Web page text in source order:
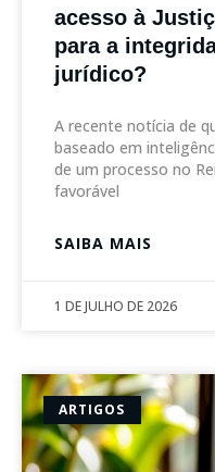
acesso à
para a
jurídico?
A recente notícia de
baseado em
de um processo no
favorável
SAIBA MAIS
1 DE JULHO DE 2026
ARTIGOS